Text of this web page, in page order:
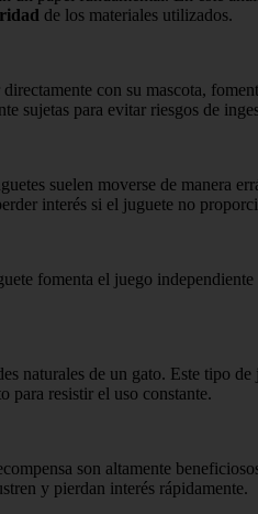
de los materiales utilizados.
con su mascota,
sujetas para evitar riesgos de
suelen moverse de manera
interés si el juguete no
fomenta el juego
naturales de un gato. Este tipo
para resistir el uso constante.
son altamente
y pierdan interés rápidamente.